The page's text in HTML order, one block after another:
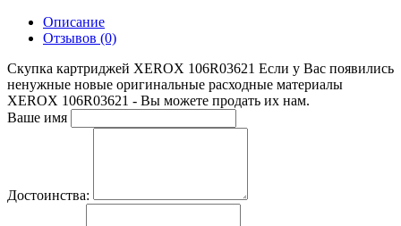
Описание
Отзывов (0)
Скупка картриджей XEROX 106R03621 Если у Вас появились
ненужные новые оригинальные расходные материалы
XEROX 106R03621 - Вы можете продать их нам.
Ваше имя
Достоинства: